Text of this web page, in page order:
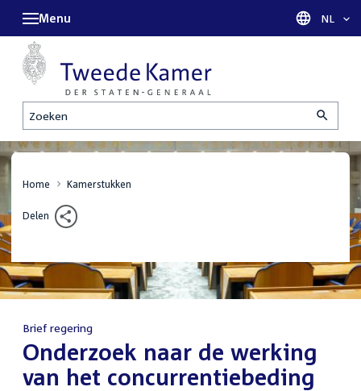
Zoeken
Menu Taal
NL
Home Kamerstukken
Delen
Brief regering
:Onderzoek naar de werking
van het concurrentiebeding